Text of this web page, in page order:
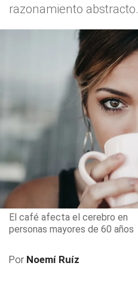
razonamiento abstracto.
El café afecta el cerebro en
personas mayores de 60 años
Por Noemí Ruíz